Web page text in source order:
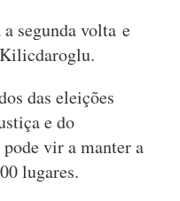
segunda volta e
das eleições
e do
vir a manter a
lugares.